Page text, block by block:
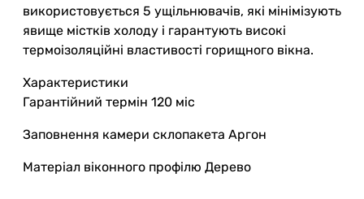
використовується 5 ущільнювачів, які мінімізують
явище містків холоду і гарантують високі
термоізоляційні властивості горищного вікна.
Характеристики
Гарантійний термін 120 міс
Заповнення камери склопакета Аргон
Матеріал віконного профілю Дерево